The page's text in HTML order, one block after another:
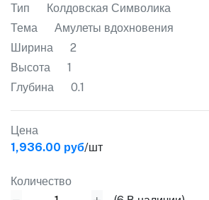
Тип
Колдовская Символика
Тема
Амулеты вдохновения
Ширина
2
Высота
1
Глубина
0.1
Цена
1,936.00 руб/шт
Количество